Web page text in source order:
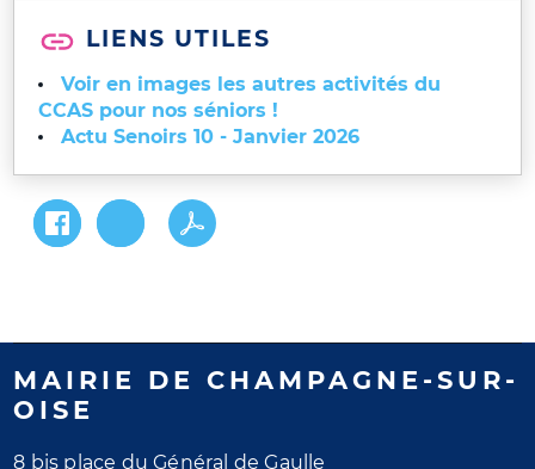
LIENS UTILES
Voir en images les autres activités du
CCAS pour nos séniors !
Actu Senoirs 10 - Janvier 2026
MAIRIE DE CHAMPAGNE-SUR-
OISE
8 bis place du Général de Gaulle